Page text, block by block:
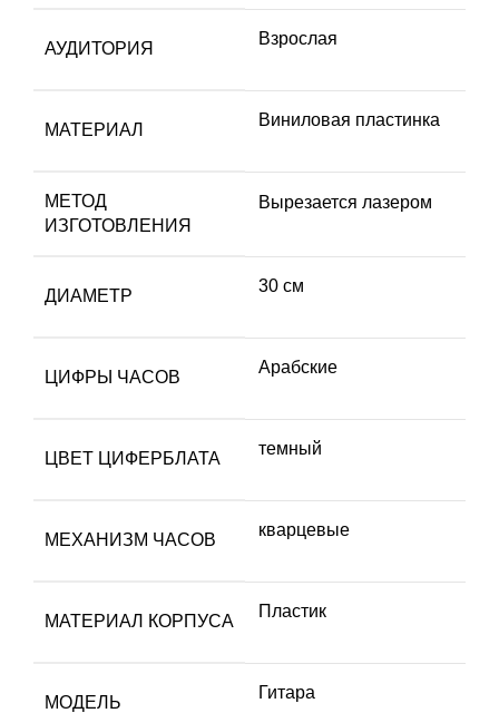
АУДИТОРИЯ
Взрослая
МАТЕРИАЛ
Виниловая пластинка
МЕТОД
ИЗГОТОВЛЕНИЯ
Вырезается лазером
ДИАМЕТР
30 см
ЦИФРЫ ЧАСОВ
Арабские
ЦВЕТ ЦИФЕРБЛАТА
темный
МЕХАНИЗМ ЧАСОВ
кварцевые
МАТЕРИАЛ КОРПУСА
Пластик
МОДЕЛЬ
Гитара